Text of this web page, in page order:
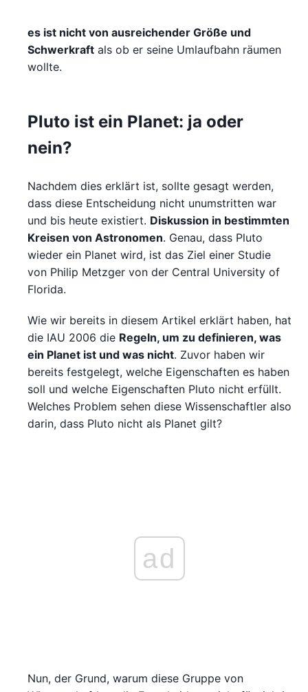
es ist nicht von ausreichender Größe und
Schwerkraft als ob er seine Umlaufbahn räumen
wollte.
Pluto ist ein Planet: ja oder
nein?
Nachdem dies erklärt ist, sollte gesagt werden,
dass diese Entscheidung nicht unumstritten war
und bis heute existiert. Diskussion in bestimmten
Kreisen von Astronomen. Genau, dass Pluto
wieder ein Planet wird, ist das Ziel einer Studie
von Philip Metzger von der Central University of
Florida.
Wie wir bereits in diesem Artikel erklärt haben, hat
die IAU 2006 die Regeln, um zu definieren, was
ein Planet ist und was nicht. Zuvor haben wir
bereits festgelegt, welche Eigenschaften es haben
soll und welche Eigenschaften Pluto nicht erfüllt.
Welches Problem sehen diese Wissenschaftler also
darin, dass Pluto nicht als Planet gilt?
ad
Nun, der Grund, warum diese Gruppe von